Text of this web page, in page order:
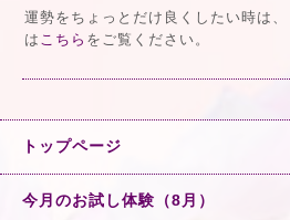
運勢をちょっとだけ良くしたい時は
は こちら をご覧ください。
トップページ
今月のお試し体験（8月）